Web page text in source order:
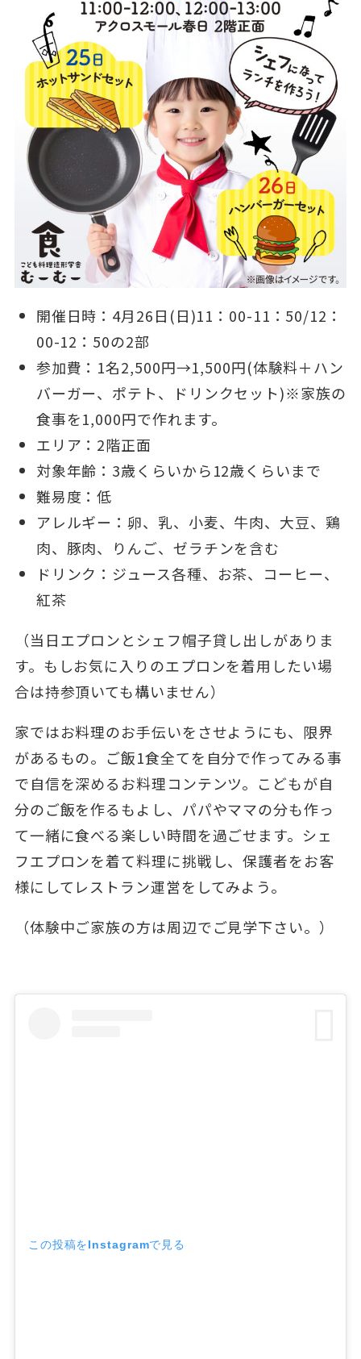
開催日時：4月26日(日)11：00-11：50/12：
00-12：50の2部
参加費：1名2,500円→1,500円(体験料＋ハン
バーガー、ポテト、ドリンクセット)※家族の
食事を1,000円で作れます。
エリア：2階正面
対象年齢：3歳くらいから12歳くらいまで
難易度：低
アレルギー：卵、乳、小麦、牛肉、大豆、鶏
肉、豚肉、りんご、ゼラチンを含む
ドリンク：ジュース各種、お茶、コーヒー、
紅茶
（当日エプロンとシェフ帽子貸し出しがありま
す。もしお気に入りのエプロンを着用したい場
合は持参頂いても構いません）
家ではお料理のお手伝いをさせようにも、限界
があるもの。ご飯1食全てを自分で作ってみる事
で自信を深めるお料理コンテンツ。こどもが自
分のご飯を作るもよし、パパやママの分も作っ
て一緒に食べる楽しい時間を過ごせます。シェ
フエプロンを着て料理に挑戦し、保護者をお客
様にしてレストラン運営をしてみよう。
（体験中ご家族の方は周辺でご見学下さい。）
この投稿をInstagramで見る